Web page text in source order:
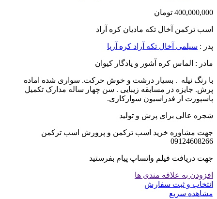
400,000,000 تومان
اسب ترکمن آخال تکه مادیان کره آراد
پدر : سیلمی آخال تکه آراد کره آریا
مادر : الماس کره آشور و یادگار کیوان
با رنگ نیله . بسیار درشت و خوش حرکت. سواری شده اماده
پرش. جایزه در مسابقه زیبایی . سن چهار ساله مدارک تکمیل
پاسپورت از فدراسیون سوارکاری.
شجره عالی برای پرش و تولید
جهت مشاوره خرید اسب ترکمن و پرورش اسب ترکمن
09124608266
جهت دریافت فیلم واتساپ پیام بفرستید
افزودن به علاقه مندی ها
انتخاب و ثبت سفارش
مشاهده سریع